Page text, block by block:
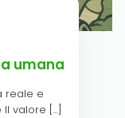
umana
reale e
valore […]